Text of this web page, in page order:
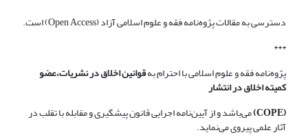
دسترسی به مقالات پژوه‌نامه فقه و علوم اسلامی آزاد (Open Access) است.
***
پژوه‌نامه فقه و علوم اسلامی با احترام بهقوانین اخلاق در نشریات،عضو
کمیته اخلاق در انتشار
(COPE)
می‌باشد و از آیین‌نامه اجرایی قانون پیشگیری و مقابله با تقلب در
آثار علمی پیروی می‌نماید.